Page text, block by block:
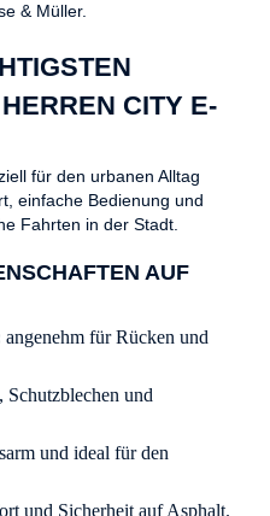
& Müller.
CITY E-
für den urbanen Alltag
einfache Bedienung und
Fahrten in der Stadt.
AUF
angenehm für Rücken und
und
und ideal für den
und Sicherheit auf Asphalt.